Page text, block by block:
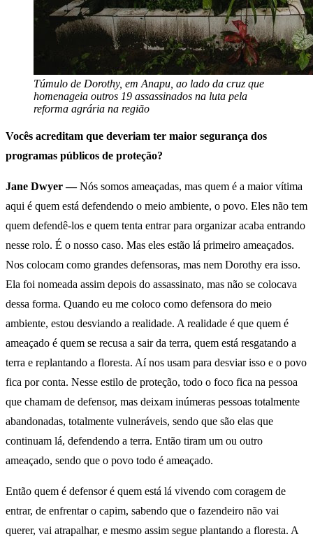
Túmulo de Dorothy, em Anapu, ao lado da cruz que
homenageia outros 19 assassinados na luta pela
reforma agrária na região
Vocês acreditam que deveriam ter maior segurança dos
programas públicos de proteção?
Jane Dwyer —Nós somos ameaçadas, mas quem é a maior vítima
aqui é quem está defendendo o meio ambiente, o povo. Eles não tem
quem defendê-los e quem tenta entrar para organizar acaba entrando
nesse rolo. É o nosso caso. Mas eles estão lá primeiro ameaçados.
Nos colocam como grandes defensoras, mas nem Dorothy era isso.
Ela foi nomeada assim depois do assassinato, mas não se colocava
dessa forma. Quando eu me coloco como defensora do meio
ambiente, estou desviando a realidade. A realidade é que quem é
ameaçado é quem se recusa a sair da terra, quem está resgatando a
terra e replantando a floresta. Aí nos usam para desviar isso e o povo
fica por conta. Nesse estilo de proteção, todo o foco fica na pessoa
que chamam de defensor, mas deixam inúmeras pessoas totalmente
abandonadas, totalmente vulneráveis, sendo que são elas que
continuam lá, defendendo a terra. Então tiram um ou outro
ameaçado, sendo que o povo todo é ameaçado.
Então quem é defensor é quem está lá vivendo com coragem de
entrar, de enfrentar o capim, sabendo que o fazendeiro não vai
querer, vai atrapalhar, e mesmo assim segue plantando a floresta. A